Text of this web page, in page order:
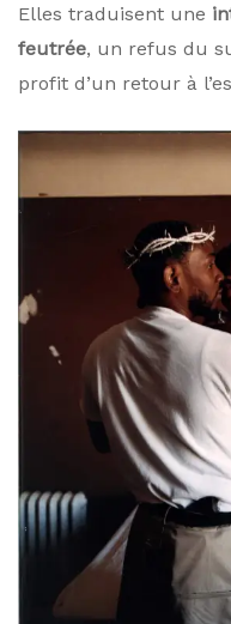
Elles traduisent une
feutrée, un refus du
profit d’un retour à